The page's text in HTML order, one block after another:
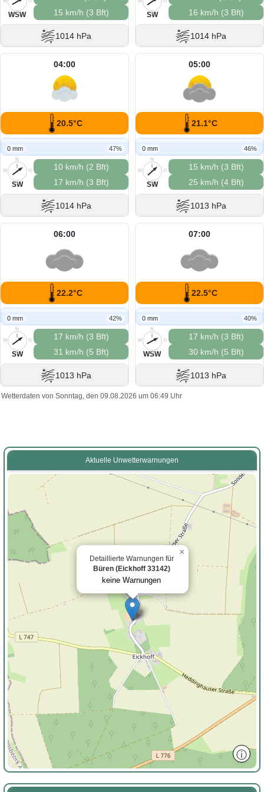
S
WSW
15 km/h (3 Bft)
1014 hPa
S
SW
16 km/h (3 Bft)
1014 hPa
04:00
20.5°C
0 mm 47%
N
O
S
W
SW
10 km/h (2 Bft)
17 km/h (3 Bft)
1014 hPa
05:00
21.1°C
0 mm 46%
N
O
S
W
SW
15 km/h (3 Bft)
25 km/h (4 Bft)
1013 hPa
06:00
22.2°C
0 mm 42%
N
O
S
W
SW
17 km/h (3 Bft)
31 km/h (5 Bft)
1013 hPa
07:00
22.5°C
0 mm 40%
N
O
S
W
WSW
17 km/h (3 Bft)
30 km/h (5 Bft)
1013 hPa
Wetterdaten von Sonntag, den 09.08.2026 um 06:49 Uhr
Aktuelle Unwetterwarnungen
Detaillierte Warnungen für
Büren (Eickhoff 33142)
keine Warnungen
×
ⓘ